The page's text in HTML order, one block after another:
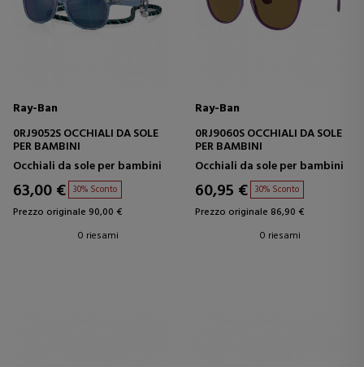
Ray-Ban
0RJ9052S OCCHIALI DA SOLE
PER BAMBINI
Occhiali da sole per bambini
63,00 € 30% Sconto
Prezzo originale 90,00 €
0 riesami
Ray-Ban
0RJ9060S OCCHIALI DA SOLE
PER BAMBINI
Occhiali da sole per bambini
60,95 € 30% Sconto
Prezzo originale 86,90 €
0 riesami